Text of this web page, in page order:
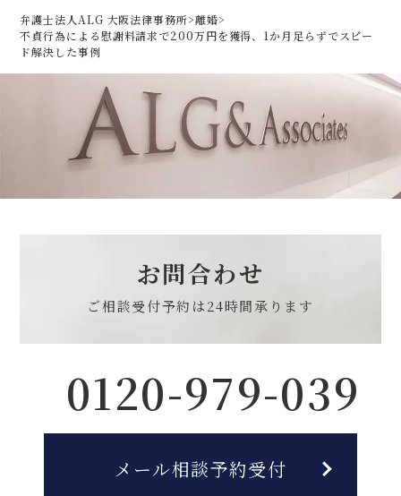
弁護士法人ALG 大阪法律事務所>離婚>
不貞行為による慰謝料請求で200万円を獲得、1か月足らずでスピー
ド解決した事例
お問合わせ
ご相談受付予約は24時間承ります
0120-979-039
メール相談予約受付